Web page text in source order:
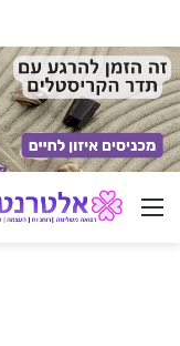
ניווט באתר